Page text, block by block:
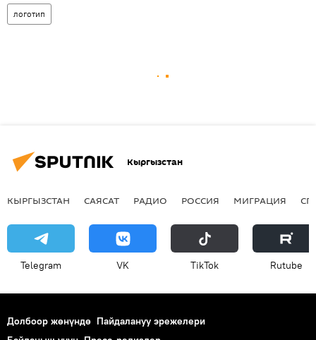
логотип
Кыргызстан
КЫРГЫЗСТАН САЯСАТ РАДИО РОССИЯ МИГРАЦИЯ
Telegram VK ТikТоk Rutube
Долбоор жөнүндө Пайдалануу эрежелери